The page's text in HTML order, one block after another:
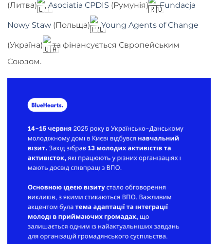
(Литва)
,Asociatia CPDIS (Румунія) ,Fundacja
Nowy Staw (Польща) ,Young Agents of Change
(Україна)
та фінансується Європейським
Союзом.